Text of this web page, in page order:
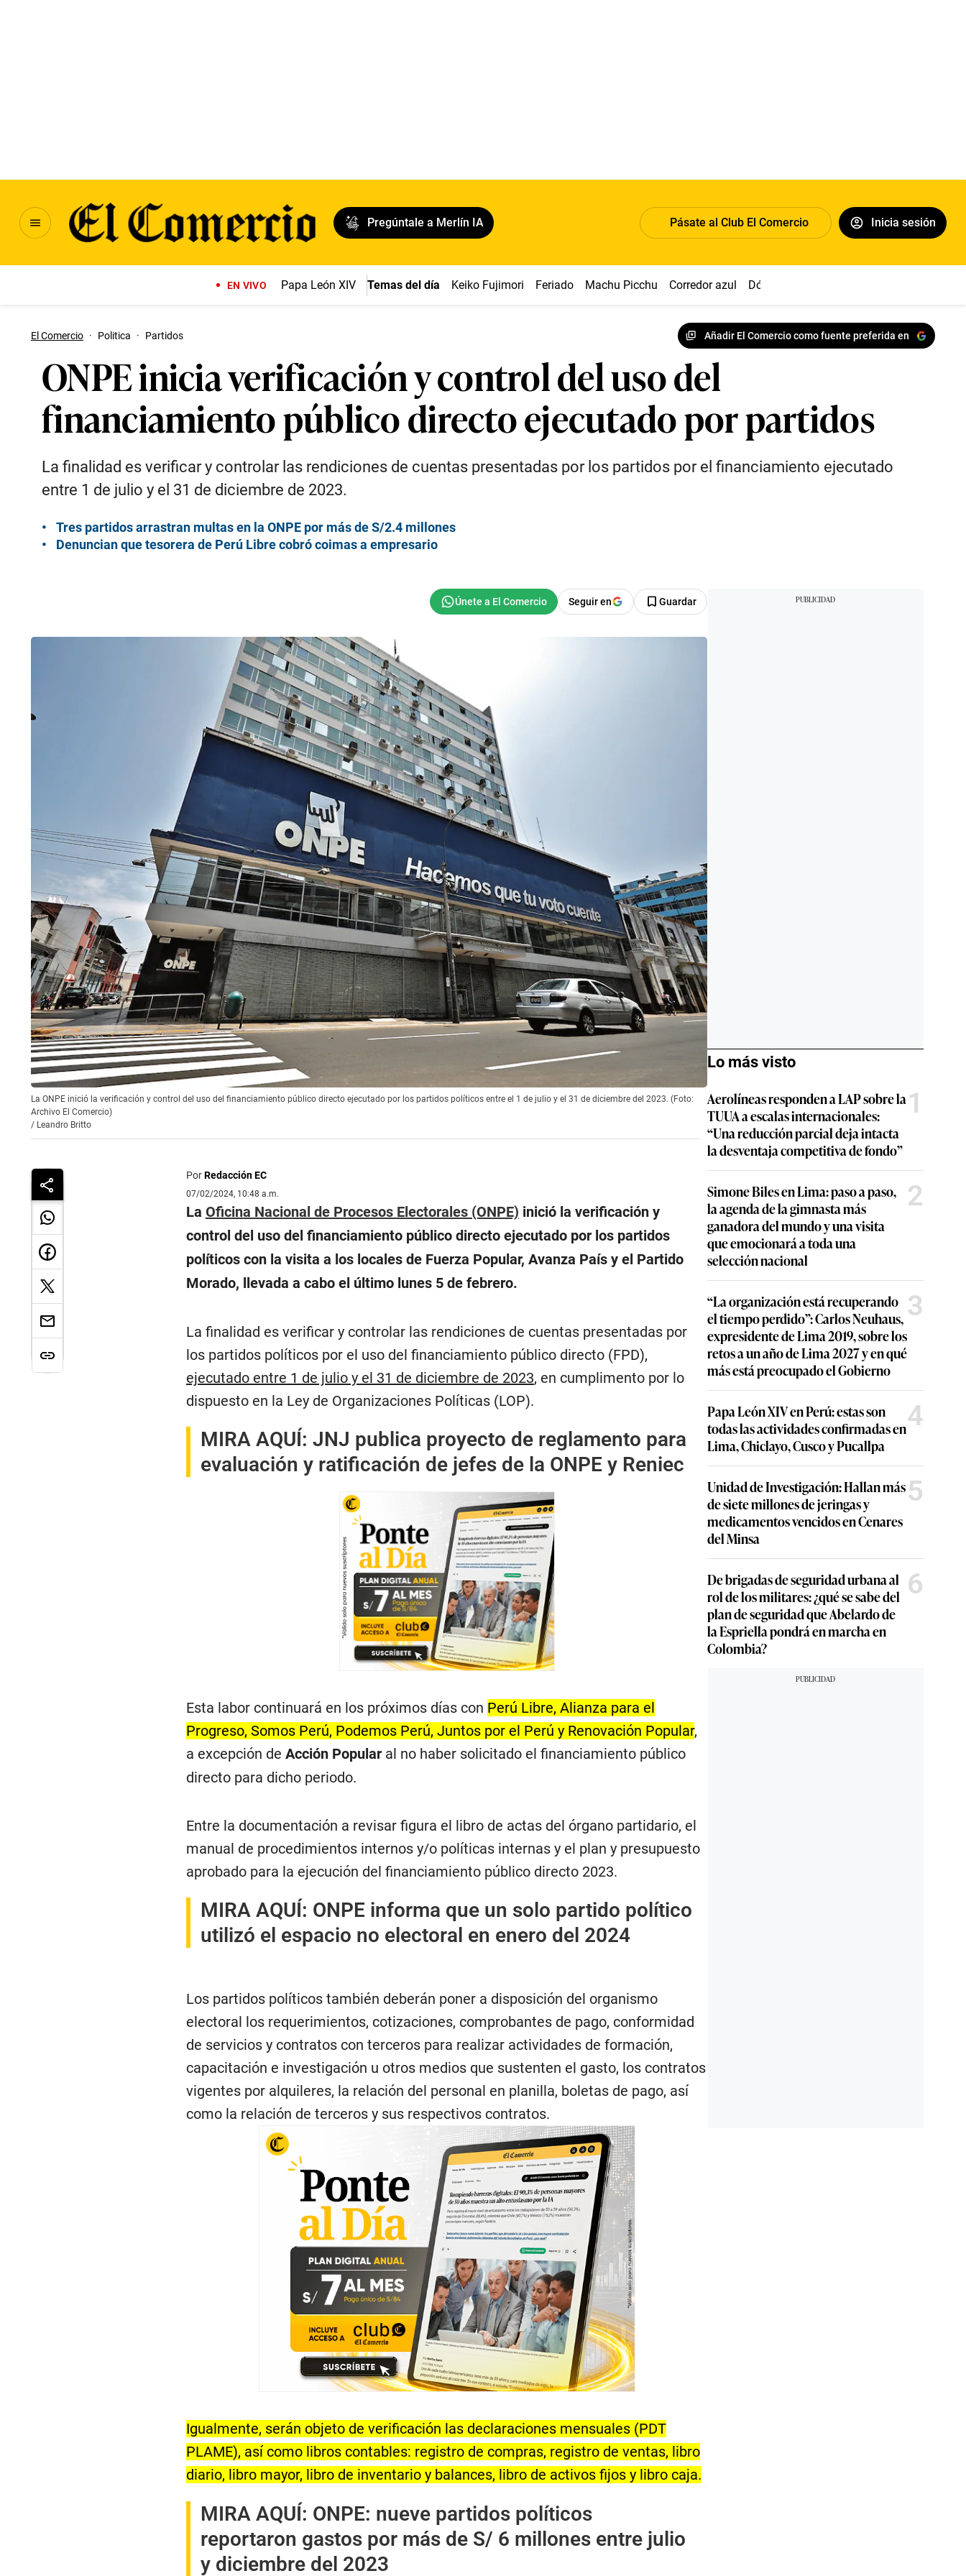
Pregúntale a Merlín IA Pásate al Club El Comercio Inicia sesión
EN VIVO Papa León XIV Temas del día Keiko Fujimori Feriado Machu Picchu Corredor azul Dólar
El Comercio · Politica · Partidos Añadir El Comercio como fuente preferida en
ONPE inicia verificación y control del uso del
financiamiento público directo ejecutado por partidos
La finalidad es verificar y controlar las rendiciones de cuentas presentadas por los partidos por el financiamiento ejecutado
entre 1 de julio y el 31 de diciembre de 2023.
Tres partidos arrastran multas en la ONPE por más de S/2.4 millones
Denuncian que tesorera de Perú Libre cobró coimas a empresario
Seguir en Guardar
La ONPE inició la verificación y control del uso del financiamiento público directo ejecutado por los partidos políticos entre el 1 de julio y el 31 de diciembre del 2023. (Foto:
Archivo El Comercio)
/ Leandro Britto
PorRedacción EC
07/02/2024, 10:48 a.m.
La Oficina Nacional de Procesos Electorales (ONPE) inició la verificación y
control del uso del financiamiento público directo ejecutado por los partidos
políticos con la visita a los locales de Fuerza Popular, Avanza País y el Partido
Morado, llevada a cabo el último lunes 5 de febrero.
La finalidad es verificar y controlar las rendiciones de cuentas presentadas por
los partidos políticos por el uso del financiamiento público directo (FPD),
ejecutado entre 1 de julio y el 31 de diciembre de 2023, en cumplimento por lo
dispuesto en la Ley de Organizaciones Políticas (LOP).
MIRA AQUÍ: JNJ publica proyecto de reglamento para
evaluación y ratificación de jefes de la ONPE y Reniec
Esta labor continuará en los próximos días con Perú Libre, Alianza para el
Progreso, Somos Perú, Podemos Perú, Juntos por el Perú y Renovación Popular,
a excepción de Acción Popularal no haber solicitado el financiamiento público
directo para dicho periodo.
Entre la documentación a revisar figura el libro de actas del órgano partidario, el
manual de procedimientos internos y/o políticas internas y el plan y presupuesto
aprobado para la ejecución del financiamiento público directo 2023.
MIRA AQUÍ: ONPE informa que un solo partido político
utilizó el espacio no electoral en enero del 2024
Los partidos políticos también deberán poner a disposición del organismo
electoral los requerimientos, cotizaciones, comprobantes de pago, conformidad
de servicios y contratos con terceros para realizar actividades de formación,
capacitación e investigación u otros medios que sustenten el gasto, los contratos
vigentes por alquileres, la relación del personal en planilla, boletas de pago, así
como la relación de terceros y sus respectivos contratos.
Igualmente, serán objeto de verificación las declaraciones mensuales (PDT
PLAME), así como libros contables: registro de compras, registro de ventas, libro
diario, libro mayor, libro de inventario y balances, libro de activos fijos y libro caja.
MIRA AQUÍ: ONPE: nueve partidos políticos
reportaron gastos por más de S/ 6 millones entre julio
y diciembre del 2023
Lo más visto
Aerolíneas responden a LAP sobre la
TUUA a escalas internacionales:
“Una reducción parcial deja intacta
la desventaja competitiva de fondo”
1
Simone Biles en Lima: paso a paso,
la agenda de la gimnasta más
ganadora del mundo y una visita
que emocionará a toda una
selección nacional
2
“La organización está recuperando
el tiempo perdido”: Carlos Neuhaus,
expresidente de Lima 2019, sobre los
retos a un año de Lima 2027 y en qué
más está preocupado el Gobierno
3
Papa León XIV en Perú: estas son
todas las actividades confirmadas en
Lima, Chiclayo, Cusco y Pucallpa
4
Unidad de Investigación: Hallan más
de siete millones de jeringas y
medicamentos vencidos en Cenares
del Minsa
5
De brigadas de seguridad urbana al
rol de los militares: ¿qué se sabe del
plan de seguridad que Abelardo de
la Espriella pondrá en marcha en
Colombia?
6